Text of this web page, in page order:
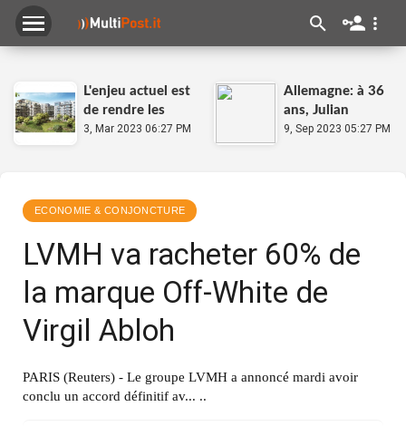
L'enjeu actuel est
de rendre les
projets
3, Mar 2023 06:27 PM
Allemagne: à 36
ans, Julian
Nagelsmann
9, Sep 2023 05:27 PM
ECONOMIE & CONJONCTURE
LVMH va racheter 60% de
la marque Off-White de
Virgil Abloh
PARIS (Reuters) - Le groupe LVMH a annoncé mardi avoir
conclu un accord définitif av... ..